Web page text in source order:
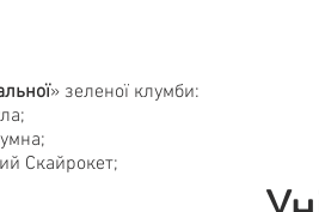
» зеленої клумби:
Скайрокет;